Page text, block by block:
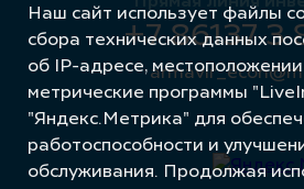
+7 86137 3
Наш сайт использует файлы
сбора технических данных
об IP-адресе,
метрические программы
"Яндекс.Метрика" для
работоспособности и
обслуживания. Продолжая